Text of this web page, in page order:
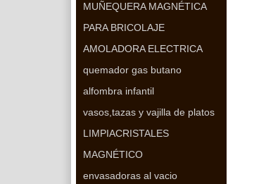
MUÑEQUERA MAGNÉTICA
PARA BRICOLAJE
AMOLADORA ELECTRICA
quemador gas butano
alfombra infantil
vasos,tazas y vajilla de platos
LIMPIACRISTALES
MAGNÉTICO
envasadoras al vacio